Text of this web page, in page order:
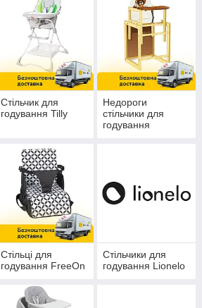
Стільчик для
годування Tilly
Недороги
стільчики для
годування
Стільці для
годування FreeOn
Стільчики для
годування Lionelo